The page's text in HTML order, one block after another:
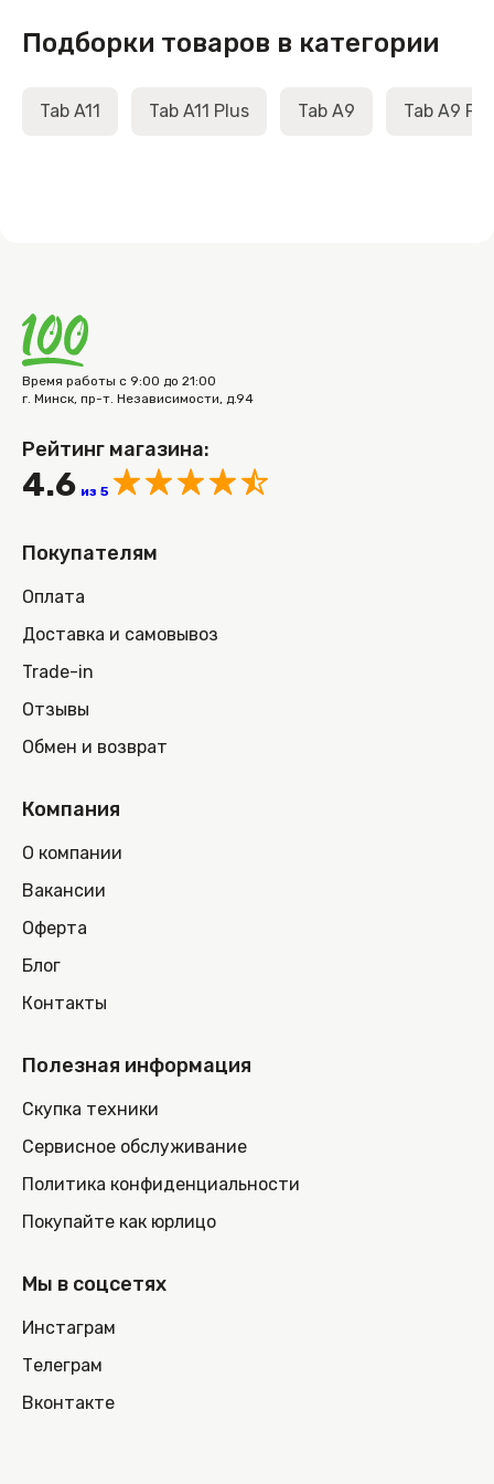
Подборки товаров в категории
Tab A11 Tab A11 Plus Tab A9 Tab A9
Время работы с 9:00 до 21:00
г. Минск, пр-т. Независимости, д.94
Рейтинг магазина:
4.6 из 5
Покупателям
Оплата
Доставка и самовывоз
Trade-in
Отзывы
Обмен и возврат
Компания
О компании
Вакансии
Оферта
Блог
Контакты
Полезная информация
Скупка техники
Сервисное обслуживание
Политика конфиденциальности
Покупайте как юрлицо
Мы в соцсетях
Инстаграм
Телеграм
Вконтакте